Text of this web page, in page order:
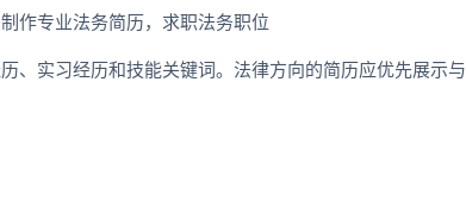
作专业法务简历，求职法务职位
、实习经历和技能关键词。法律方向的简历应优先展示与